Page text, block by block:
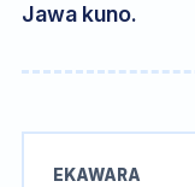
Jawa kuno.
EKAWARA